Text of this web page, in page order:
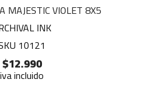
MAJESTIC VIOLET 8X5
INK
10121
$12.990
iva incluido